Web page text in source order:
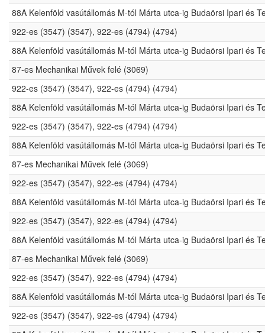
88A Kelenföld vasútállomás M-tól Márta utca-ig Budaörsi Ipari és
922-es (3547) (3547), 922-es (4794) (4794)
88A Kelenföld vasútállomás M-tól Márta utca-ig Budaörsi Ipari és
87-es Mechanikai Művek felé (3069)
922-es (3547) (3547), 922-es (4794) (4794)
88A Kelenföld vasútállomás M-tól Márta utca-ig Budaörsi Ipari és
922-es (3547) (3547), 922-es (4794) (4794)
88A Kelenföld vasútállomás M-tól Márta utca-ig Budaörsi Ipari és
87-es Mechanikai Művek felé (3069)
922-es (3547) (3547), 922-es (4794) (4794)
88A Kelenföld vasútállomás M-tól Márta utca-ig Budaörsi Ipari és
922-es (3547) (3547), 922-es (4794) (4794)
88A Kelenföld vasútállomás M-tól Márta utca-ig Budaörsi Ipari és
87-es Mechanikai Művek felé (3069)
922-es (3547) (3547), 922-es (4794) (4794)
88A Kelenföld vasútállomás M-tól Márta utca-ig Budaörsi Ipari és
922-es (3547) (3547), 922-es (4794) (4794)